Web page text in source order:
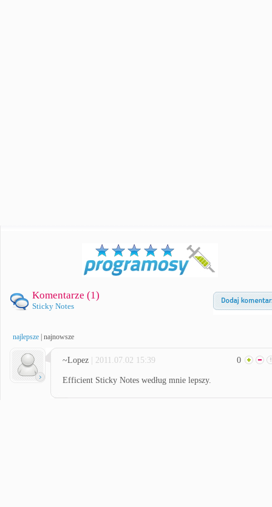
Komentarze (1)
Sticky Notes
najlepsze najnowsze
~Lopez | 2011.07.02 15:39 0
Efficient Sticky Notes według mnie lepszy.